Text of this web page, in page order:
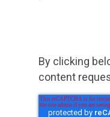
By clicking
content